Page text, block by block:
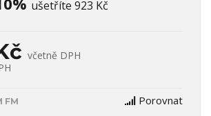
ušetříte 923 Kč
včetně DPH
FM Porovnat